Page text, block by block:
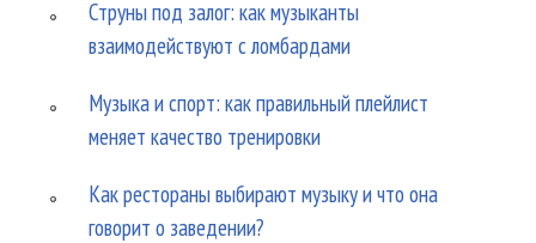
Струны под залог: как музыканты
взаимодействуют с ломбардами
Музыка и спорт: как правильный плейлист
меняет качество тренировки
Как рестораны выбирают музыку и что она
говорит о заведении?